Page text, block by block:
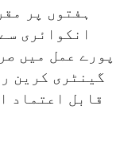
ہفتوں پر
انکوائری
قابل اعتماد